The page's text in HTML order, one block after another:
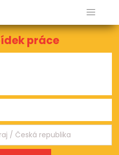
práce